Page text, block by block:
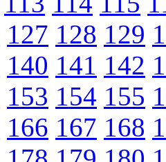
127 128 129
140 141 142
153 154 155
166 167 168